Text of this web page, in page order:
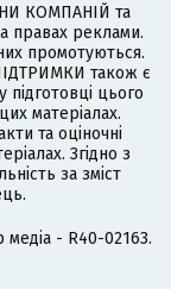
КОМПАНІЙ та
правах реклами.
промотуються.
також є
цього
матеріалах.
та оціночні
Згідно з
за зміст
медіа - R40-02163.